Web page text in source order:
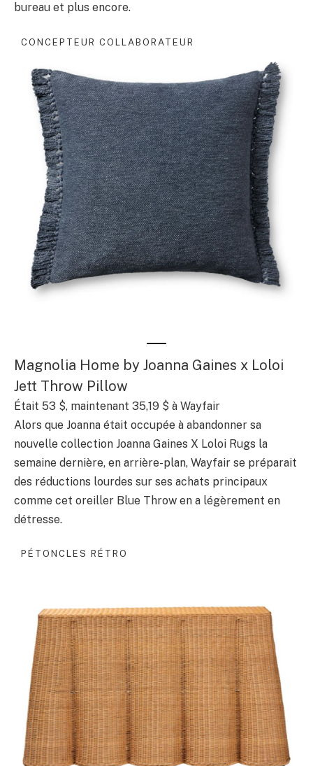
bureau et plus encore.
CONCEPTEUR COLLABORATEUR
Magnolia Home by Joanna Gaines x Loloi
Jett Throw Pillow
Était 53 $, maintenant 35,19 $ à Wayfair
Alors que Joanna était occupée à abandonner sa
nouvelle collection Joanna Gaines X Loloi Rugs la
semaine dernière, en arrière-plan, Wayfair se préparait
des réductions lourdes sur ses achats principaux
comme cet oreiller Blue Throw en a légèrement en
détresse.
PÉTONCLES RÉTRO